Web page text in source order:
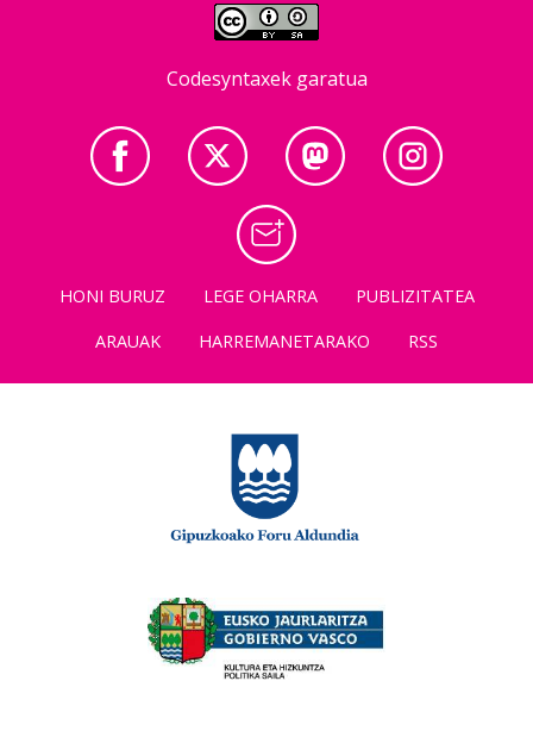
Codesyntaxek garatua
HONI BURUZ LEGE OHARRA
PUBLIZITATEA
ARAUAK
HARREMANETARAKO RSS